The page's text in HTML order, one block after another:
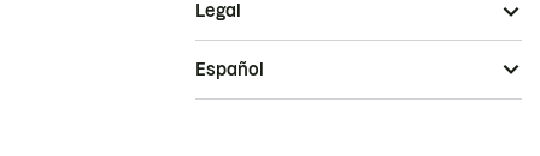
Legal
Español